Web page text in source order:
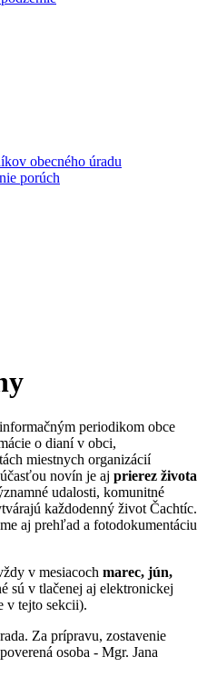
obecného úradu
porúch
periodikom obce
o dianí v obci,
miestnych organizácií
novín je aj prierez života
udalosti, komunitné
každodenný život Čachtíc.
aj prehľad a fotodokumentáciu
v mesiacoch marec, jún,
sú v tlačenej aj elektronickej
v tejto sekcii).
Za prípravu, zostavenie
osoba - Mgr. Jana